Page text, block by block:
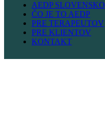
AEDP SLOVENSKO
ČO JE TO AEDP
PRE TERAPEUTOV
PRE KLIENTOV
KONTAKT